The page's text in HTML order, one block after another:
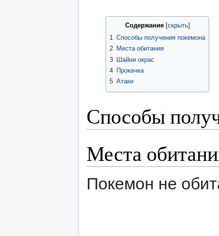
Содержание
1 Способы получения покемона
2 Места обитания
3 Шайни окрас
4 Прокачка
5 Атаки
Способы
Места
Покемон не